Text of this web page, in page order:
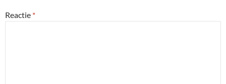
Reactie *